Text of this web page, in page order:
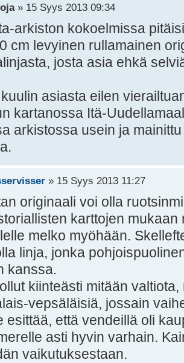
» 15 Syys 2013 09:34
arkiston kokoelmissa
cm levyinen rullamainen
josta asia ehkä
asiasta eilen
kartanossa Itä-
arkistossa usein ja
» 15 Syys 2013 11:27
originaali voi olla
karttojen
melko myöhään.
linja, jonka
kanssa.
kiinteästi mitään
vepsäläisiä, jossain
esittää, että vendeillä oli
asti hyvin varhain.
vaikutuksestaan.